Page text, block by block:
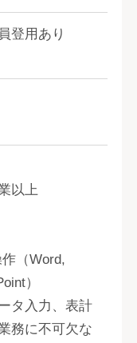
登用あり
以上
作（Word,
）
タ入力、表計
務に不可欠な